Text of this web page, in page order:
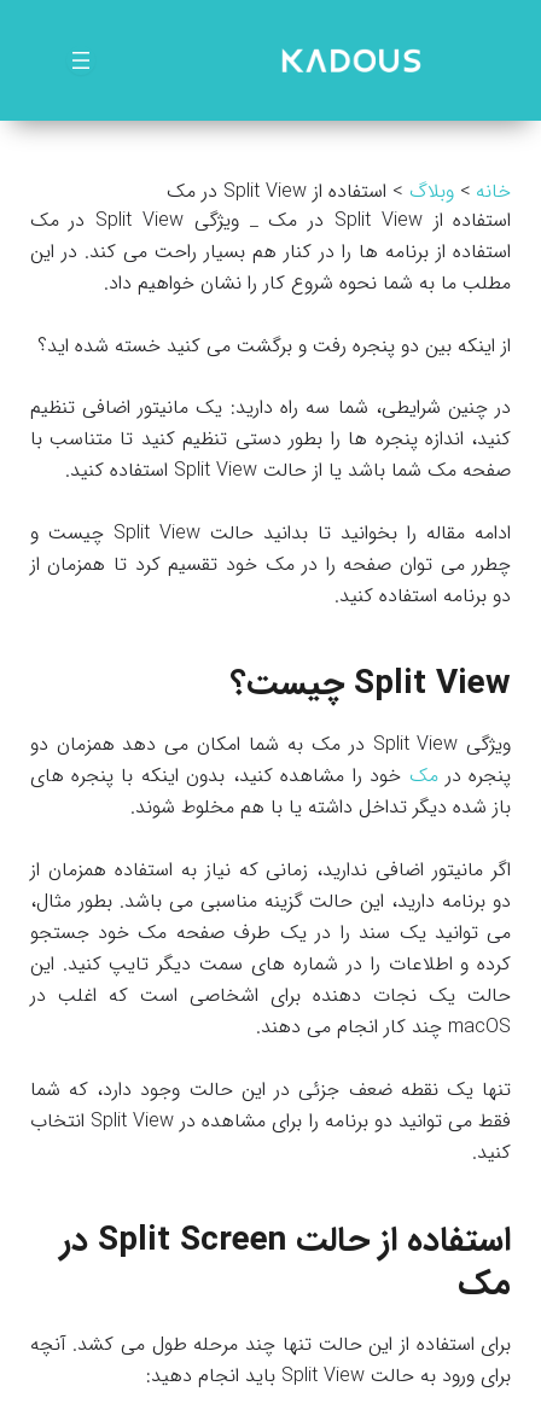
خانه وبلاگ
استفاده از Split View در مک
استفاده از Split View در مک _ ویژگی Split View در مک
استفاده از برنامه ها را در کنار هم بسیار راحت می کند. در این
مطلب ما به شما نحوه شروع کار را نشان خواهیم داد.
از اینکه بین دو پنجره رفت و برگشت می کنید خسته شده اید؟
در چنین شرایطی، شما سه راه دارید: یک مانیتور اضافی تنظیم
کنید، اندازه پنجره ها را بطور دستی تنظیم کنید تا متناسب با
صفحه مک شما باشد یا از حالت Split View استفاده کنید.
ادامه مقاله را بخوانید تا بدانید حالت Split View چیست و
چطرر می توان صفحه را در مک خود تقسیم کرد تا همزمان از
دو برنامه استفاده کنید.
Split View چیست؟
ویژگی Split View در مک به شما امکان می دهد همزمان دو
پنجره درمک خود را مشاهده کنید، بدون اینکه با پنجره های
باز شده دیگر تداخل داشته یا با هم مخلوط شوند.
اگر مانیتور اضافی ندارید، زمانی که نیاز به استفاده همزمان از
دو برنامه دارید، این حالت گزینه مناسبی می باشد. بطور مثال،
می توانید یک سند را در یک طرف صفحه مک خود جستجو
کرده و اطلاعات را در شماره های سمت دیگر تایپ کنید. این
حالت یک نجات دهنده برای اشخاصی است که اغلب در
macOS چند کار انجام می دهند.
تنها یک نقطه ضعف جزئی در این حالت وجود دارد، که شما
فقط می توانید دو برنامه را برای مشاهده در Split View انتخاب
کنید.
استفاده از حالت Split Screen در
مک
برای استفاده از این حالت تنها چند مرحله طول می کشد. آنچه
برای ورود به حالت Split View باید انجام دهید: